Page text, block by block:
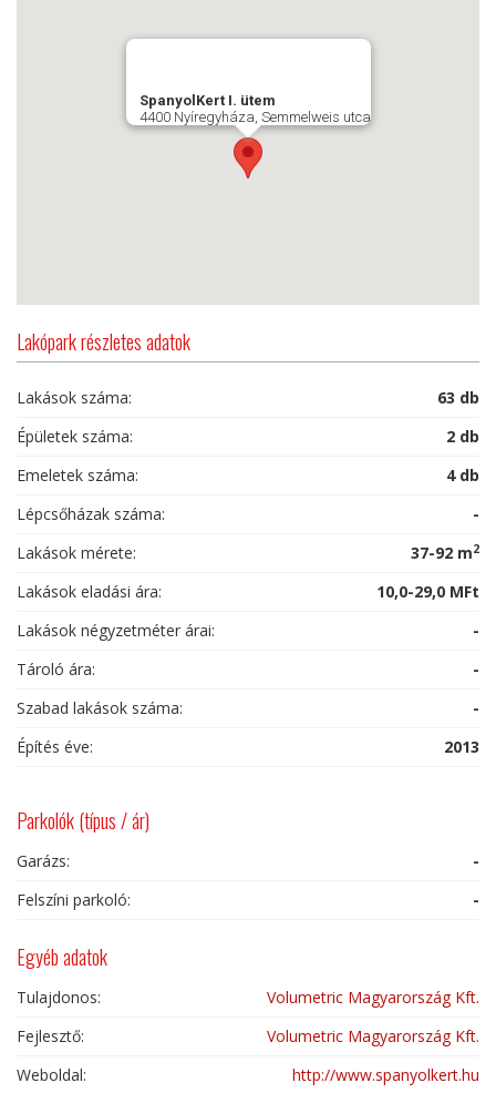
SpanyolKert I. ütem
4400 Nyíregyháza, Semmelweis utca
Lakópark részletes adatok
Lakások száma:
63 db
Épületek száma:
2 db
Emeletek száma:
4 db
Lépcsőházak száma:
-
Lakások mérete:
37-92 m2
Lakások eladási ára:
10,0-29,0 MFt
Lakások négyzetméter árai:
-
Tároló ára:
-
Szabad lakások száma:
-
Építés éve:
2013
Parkolók (típus / ár)
Garázs:
-
Felszíni parkoló:
-
Egyéb adatok
Tulajdonos:
Volumetric Magyarország Kft.
Fejlesztő:
Volumetric Magyarország Kft.
Weboldal:
http://www.spanyolkert.hu